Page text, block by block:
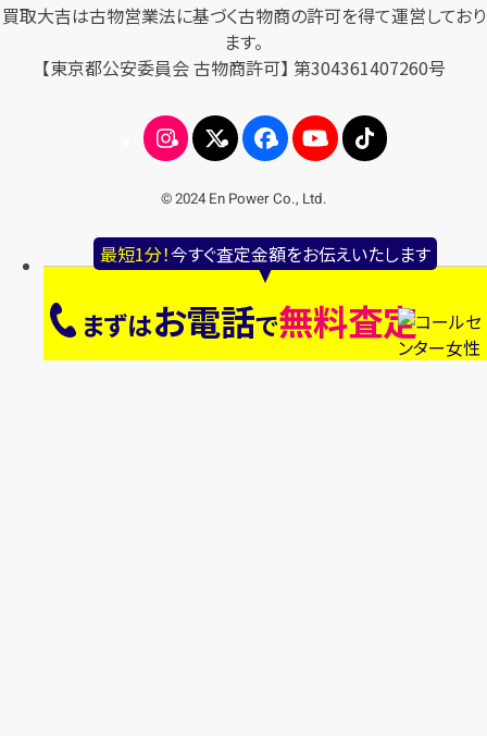
最短1分！今すぐ査定金額をお伝えいたします
まずはお電話で無料査定
買取大吉は古物営業法に基づく古物商の許可を得て運営しており
ます。
【東京都公安委員会 古物商許可】 第304361407260号
© 2024 En Power Co., Ltd.